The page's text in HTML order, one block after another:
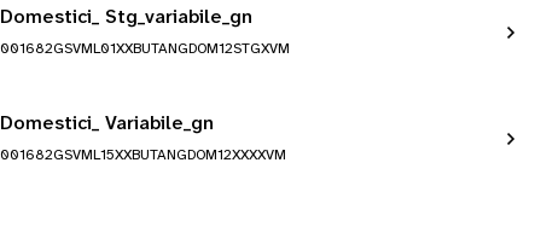
Domestici_ Stg_variabile_gn
001682GSVML01XXBUTANGDOM12STGXVM
Domestici_ Variabile_gn
001682GSVML15XXBUTANGDOM12XXXXVM